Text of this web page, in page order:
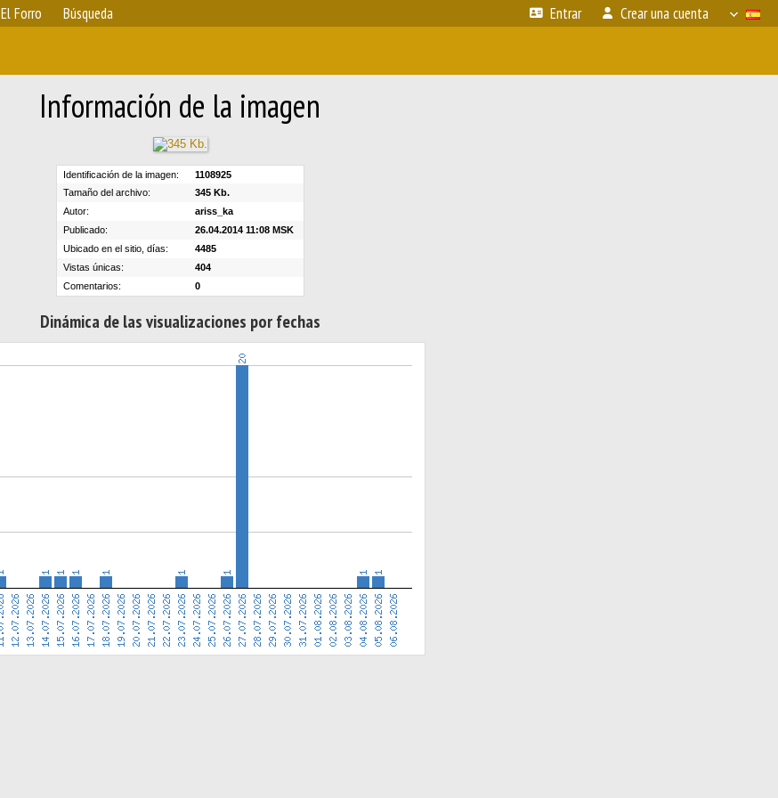
El Forro Búsqueda Entrar Crear una cuenta
Información de la imagen
Identificación de la imagen:
1108925
Tamaño del archivo:
345 Kb.
Autor:
ariss_ka
Publicado:
26.04.2014 11:08 MSK
Ubicado en el sitio, días:
4485
Vistas únicas:
404
Comentarios:
0
Dinámica de las visualizaciones por fechas